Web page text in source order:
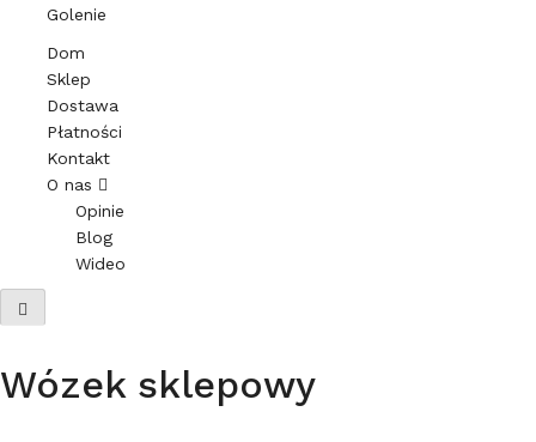
Golenie
Dom
Sklep
Dostawa
Płatności
Kontakt
O nas
Opinie
Blog
Wideo
Wózek sklepowy